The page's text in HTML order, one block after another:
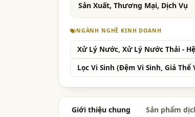
Sản Xuất, Thương Mại, Dịch Vụ
NGÀNH NGHỀ KINH DOANH
Xử Lý Nước, Xử Lý Nước Thải -
Lọc Vi Sinh (Đệm Vi Sinh, Giá Thể
Giới thiệu chung Sản phẩm